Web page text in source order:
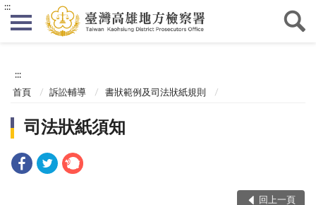
:::
:::
首頁 訴訟輔導 書狀範例及司法狀紙規則
司法狀紙須知
回上一頁